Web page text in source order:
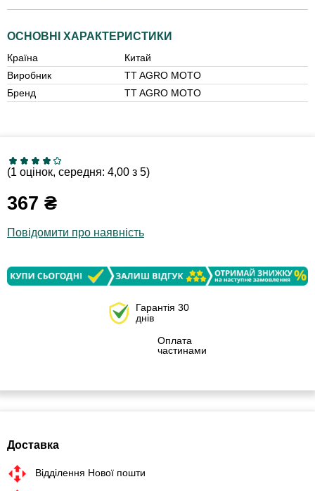
ОСНОВНІ ХАРАКТЕРИСТИКИ
Країна
Китай
Виробник
TT AGRO MOTO
Бренд
TT AGRO MOTO
(1 оцінок, середня: 4,00 з 5)
367 ₴
Повідомити про наявність
Гарантія 30
днів
Оплата
частинами
Доставка
Відділення Нової пошти